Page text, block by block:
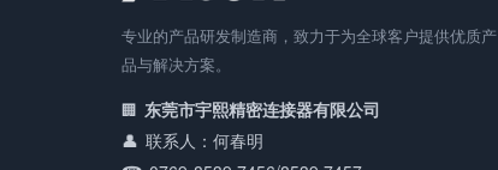
专业的产品研发制造商，致力于为全球客户提供优质产
品与解决方案。
东莞市宇熙精密连接器有限公司
联系人：何春明